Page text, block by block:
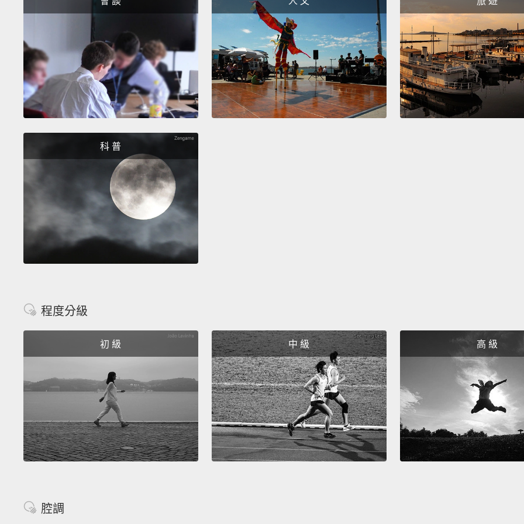
科 普
程度分級
初 級 中 級 高 級
腔調